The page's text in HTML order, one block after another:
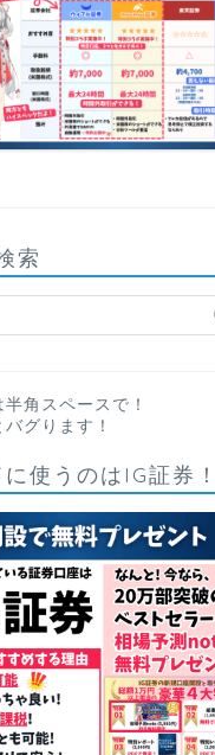
索
角スペースで！
グります！
使うのはIG証券！